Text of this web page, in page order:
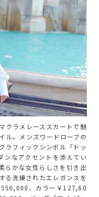
クラメレーススカートで魅
ル。メンズワードローブの
ラフィックシンボル「ドッ
ンなアクセントを添えてい
らかな女性らしさを引き出
る洗練されたエレガンスを
、カラー￥127,60